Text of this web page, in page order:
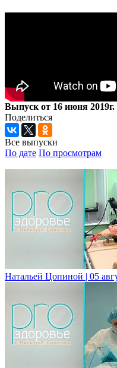
Выпуск от 16 июня 2019г.
Поделиться
Все выпуски
По дате По просмотрам
Натальей Цопиной | 05